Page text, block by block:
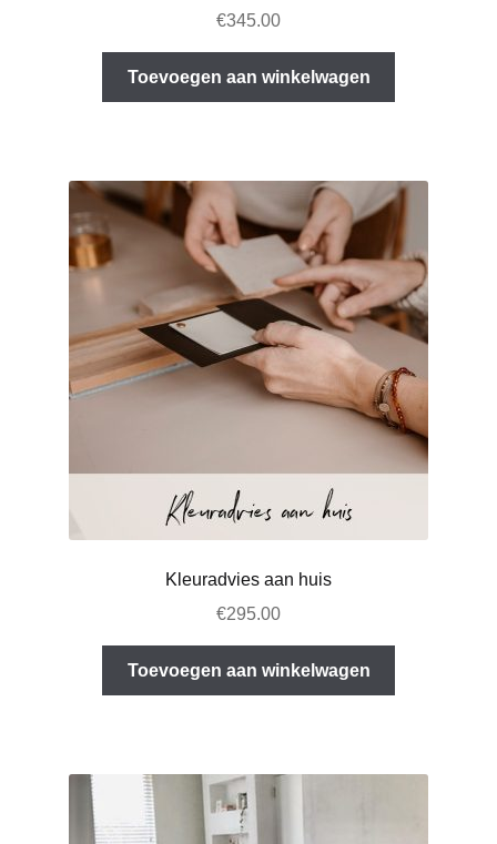
€345.00
Toevoegen aan winkelwagen
Kleuradvies aan huis
€295.00
Toevoegen aan winkelwagen